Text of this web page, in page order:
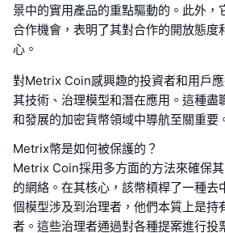
景中的實用產品的重點驅動的。此外，
合作機會，表明了其對合作的開放態度
心。
對Metrix Coin感興趣的投資者和用戶
其技術、治理模型和潛在應用。這種盡
和發展的加密貨幣領域中導航至關重要
Metrix幣是如何被保護的？
Metrix Coin採用多方面的方法來確保
的網絡。在其核心，該幣槓桿了一種去
個模型涉及到治理者，他們本質上是持
者。這些治理者通過對各種提案進行投